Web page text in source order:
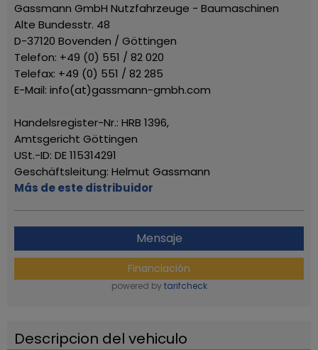
Gassmann GmbH Nutzfahrzeuge - Baumaschinen
Alte Bundesstr. 48
D-37120 Bovenden / Göttingen
Telefon: +49 (0) 551 / 82 020
Telefax: +49 (0) 551 / 82 285
E-Mail: info(at)gassmann-gmbh.com
Handelsregister-Nr.: HRB 1396,
Amtsgericht Göttingen
USt.-ID: DE 115314291
Geschäftsleitung: Helmut Gassmann
Más de este distribuidor
Mensaje
Financiación
powered by tarifcheck
Descripcion del vehiculo